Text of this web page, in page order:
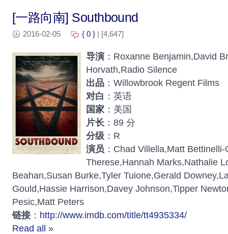
[一路向南] Southbound
2016-02-05 { 0 } | [4,647]
导演 ：Roxanne Benjamin,David
Horvath,Radio Silence
出品 ：Willowbrook Regent Films
对白 ：英语
国家 ：美国
片长 ：89 分
分级 ：R
演员 ：Chad Villella,Matt
Therese,Hannah Marks,Nathalie
Beahan,Susan Burke,Tyler Tuione,Gerald
Gould,Hassie Harrison,Davey Johnson,Tipper
Pesic,Matt Peters
链接 ： http://www.imdb.com/title/tt4935334/
Read all »